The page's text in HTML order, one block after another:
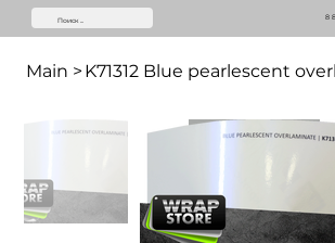
8
Main > K71312 Blue pearlescent